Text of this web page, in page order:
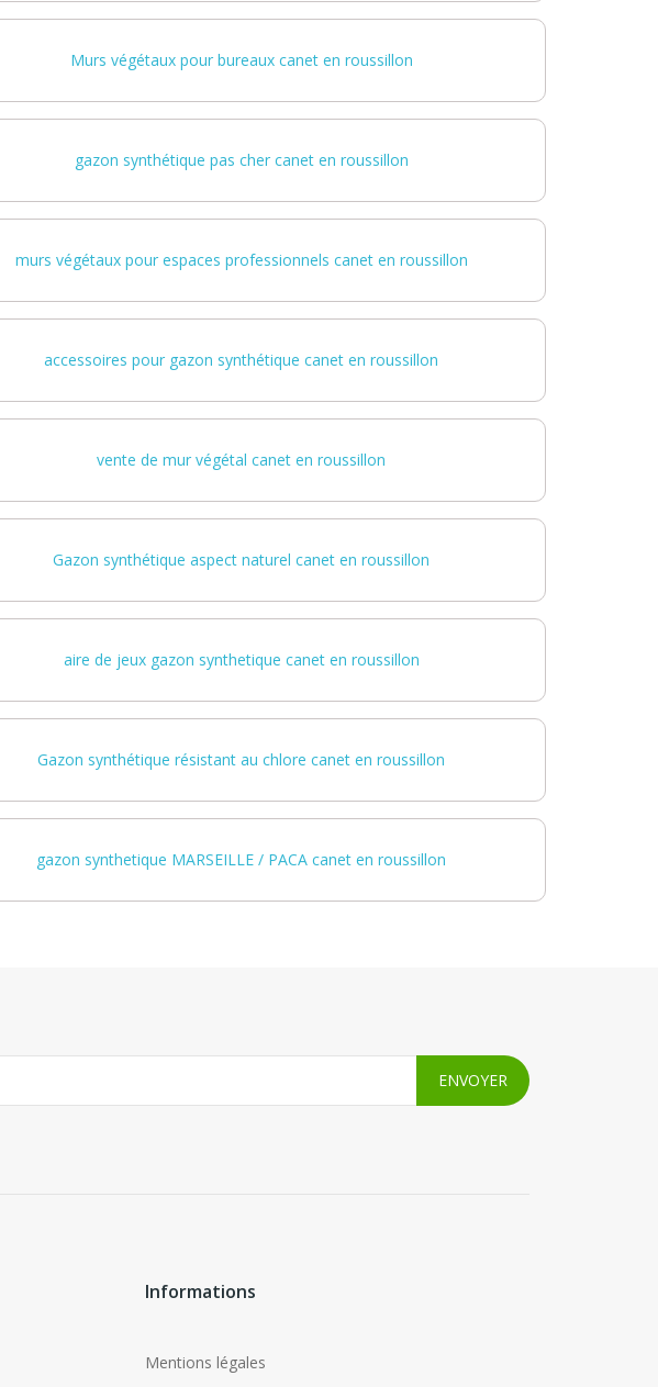
Murs végétaux pour bureaux canet en roussillon
gazon synthétique pas cher canet en roussillon
murs végétaux pour espaces professionnels canet en roussillon
accessoires pour gazon synthétique canet en roussillon
vente de mur végétal canet en roussillon
Gazon synthétique aspect naturel canet en roussillon
aire de jeux gazon synthetique canet en roussillon
Gazon synthétique résistant au chlore canet en roussillon
gazon synthetique MARSEILLE / PACA canet en roussillon
Informations
Mentions légales